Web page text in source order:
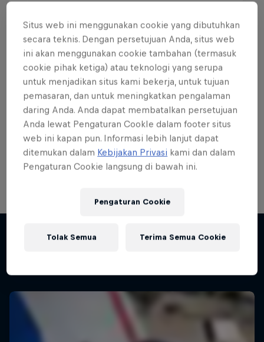
Want more of this?
Skateboarding
Welcome to the Red Bull Skateboarding hub, your
source for skateboarding news, videos, rider …
Situs web ini menggunakan cookie yang dibutuhkan
secara teknis. Dengan persetujuan Anda, situs web
ini akan menggunakan cookie tambahan (termasuk
cookie pihak ketiga) atau teknologi yang serupa
untuk menjadikan situs kami bekerja, untuk tujuan
pemasaran, dan untuk meningkatkan pengalaman
daring Anda. Anda dapat membatalkan persetujuan
Anda lewat Pengaturan CookIe dalam footer situs
web ini kapan pun. Informasi lebih lanjut dapat
ditemukan dalam Kebijakan Privasi kami dan dalam
Pengaturan Cookie langsung di bawah ini.
Pengaturan Cookie
Tolak Semua Terima Semua Cookie